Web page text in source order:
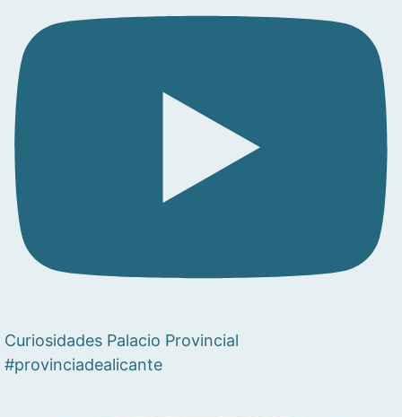
Curiosidades Palacio Provincial
#provinciadealicante